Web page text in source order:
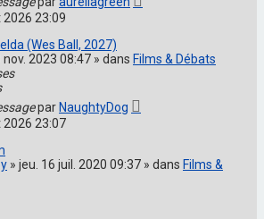
2026 23:09
(Wes Ball, 2027)
nov. 2023 08:47 » dans Films & Débats
parNaughtyDog
2026 23:07
» jeu. 16 juil. 2020 09:37 » dans Films &